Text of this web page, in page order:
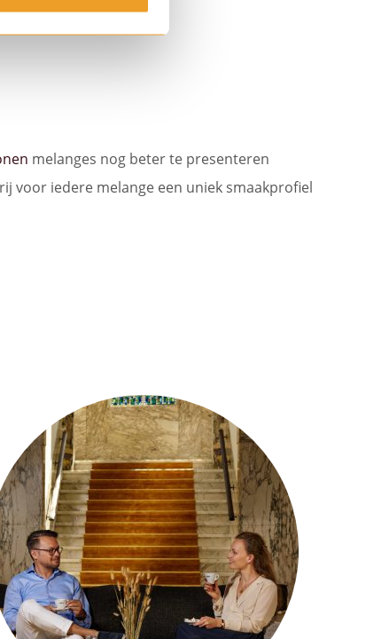
melanges nog beter te presenteren
voor iedere melange een uniek smaakprofiel